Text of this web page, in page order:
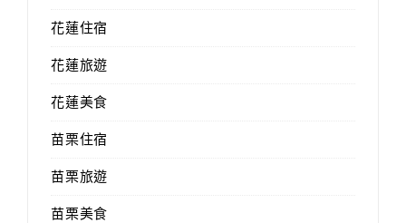
花蓮住宿
花蓮旅遊
花蓮美食
苗栗住宿
苗栗旅遊
苗栗美食